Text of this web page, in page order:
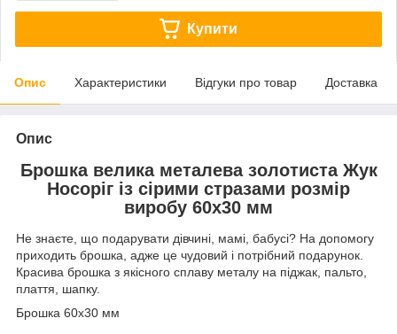
Купити
Опис Характеристики Відгуки про товар Доставка
Опис
Брошка велика металева золотиста Жук
Носоріг із сірими стразами розмір
виробу 60х30 мм
Не знаєте, що подарувати дівчині, мамі, бабусі? На допомогу
приходить брошка, адже це чудовий і потрібний подарунок.
Красива брошка з якісного сплаву металу на піджак, пальто,
плаття, шапку.
Брошка 60х30 мм